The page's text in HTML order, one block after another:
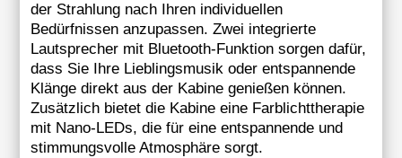
der Strahlung nach Ihren individuellen
Bedürfnissen anzupassen. Zwei integrierte
Lautsprecher mit Bluetooth-Funktion sorgen dafür,
dass Sie Ihre Lieblingsmusik oder entspannende
Klänge direkt aus der Kabine genießen können.
Zusätzlich bietet die Kabine eine Farblichttherapie
mit Nano-LEDs, die für eine entspannende und
stimmungsvolle Atmosphäre sorgt.